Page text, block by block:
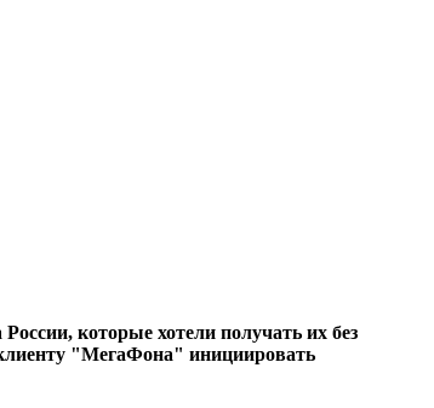
которые хотели получать их без
клиенту "МегаФона" инициировать